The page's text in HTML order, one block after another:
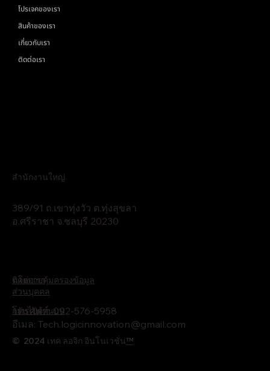
โปรเจคของเรา
สินค้าของเรา
เกี่ยวกับเรา
ติดต่อเรา
สำนักงานใหญ่
389/91 ถ.เขาทุ่งวัว ต.ทุ่งสุขลา
อ.ศรีราชา จ.ชลบุรี 20230
ติดต่อเรา
โทรศัพท์: 092-576-5958
อีเมล:Tech.logicinnovation@gmail.com
กลับไปด้านบน
© 2024 เทค ลอจิก อินโนเวชั่น™
นโยบายคุ้มครองข้อมูล
ส่วนบุคคล